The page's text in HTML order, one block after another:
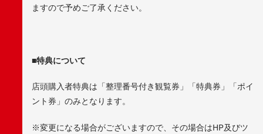
ますので予めご了承ください。
■特典について
店頭購入者特典は「整理番号付き観覧券」「特典券」「ポイ
ント券」のみとなります。
※変更になる場合がございますので、その場合はHP及びツ